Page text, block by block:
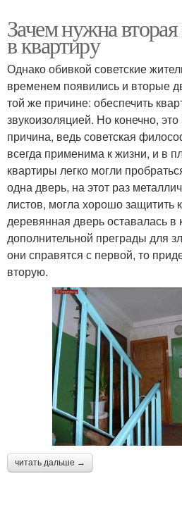
Зачем нужна
в квартиру
Однако обивкой советские
временем появились и вторые
той же причине: обеспечить
звукоизоляцией. Но конечно,
причина, ведь советская
всегда применима к жизни, и в
квартиры легко могли
одна дверь, на этот раз
листов, могла хорошо защитить
деревянная дверь оставалась в
дополнительной преграды для
они справятся с первой, то
вторую.
читать дальше →